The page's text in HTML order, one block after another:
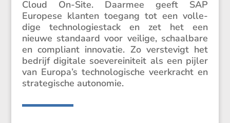
Cloud On-Site. Daarmee geeft SAP
Europese klanten toegang tot een volle­
dige techno­lo­gie­stack en zet het een
nieuwe standaard voor veilige, schaal­bare
en compliant innovatie. Zo verste­vigt het
bedrijf digitale soeve­rei­ni­teit als een pijler
van Europa’s techno­lo­gi­sche veerkracht en
strate­gi­sche autonomie.